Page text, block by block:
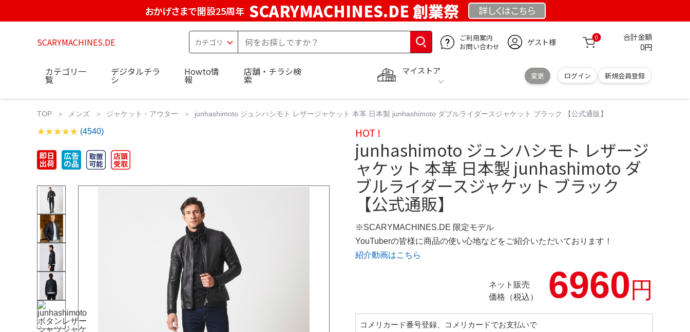
おかげさまで開設25周年 SCARYMACHINES.DE 創業祭 詳しくはこちら
SCARYMACHINES.DE
ご利用案内
お問い合わせ
ゲスト様 0 合計金額
0円
マイストア
変更 ログイン 新規会員登録
カテゴリ一
覧
デジタルチラ
シ
Howto情
報
店舗・チラシ検
索
TOP メンズ ジャケット・アウター junhashimoto ジュンハシモト レザージャケット 本革 日本製 junhashimoto ダブルライダースジャケット ブラック 【公式通販】
(4540) HOT !
junhashimoto ジュンハシモト レザージ
ャケット 本革 日本製 junhashimoto ダ
ブルライダースジャケット ブラック
【公式通販】
※SCARYMACHINES.DE 限定モデル
YouTuberの皆様に商品の使い心地などをご紹介いただいております！
紹介動画はこちら
ネット販売
価格（税込）
6960円
コメリカード番号登録、コメリカードでお支払いで